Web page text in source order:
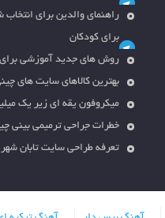
راهنمای والدین برای
برای کودکان
روش های جدید آموزشی برای
بهترین کالاهای سایت های
میکروفون یقه ای زیر یک
خطرات جراحی ترمیمی بینی
تعرفه طراحی سایت تابان